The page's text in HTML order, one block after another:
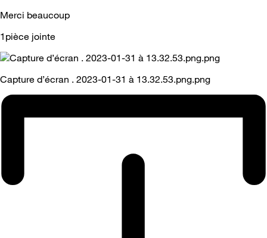
Merci beaucoup
1pièce jointe
Capture d’écran . 2023-01-31 à 13.32.53.png.png